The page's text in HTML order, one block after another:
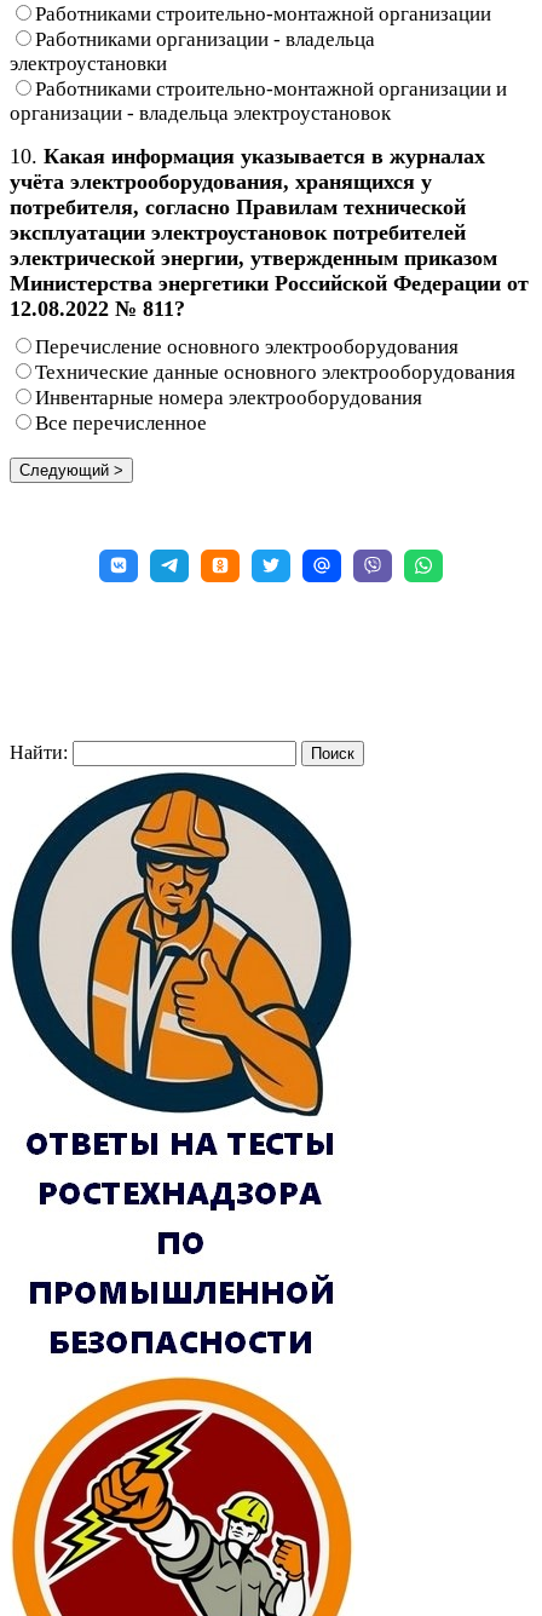
Работниками строительно-монтажной организации
Работниками организации - владельца
электроустановки
Работниками строительно-монтажной организации и
организации - владельца электроустановок
10. Какая информация указывается в журналах
учёта электрооборудования, хранящихся у
потребителя, согласно Правилам технической
эксплуатации электроустановок потребителей
электрической энергии, утвержденным приказом
Министерства энергетики Российской Федерации от
12.08.2022 № 811?
Перечисление основного электрооборудования
Технические данные основного электрооборудования
Инвентарные номера электрооборудования
Все перечисленное
Найти: